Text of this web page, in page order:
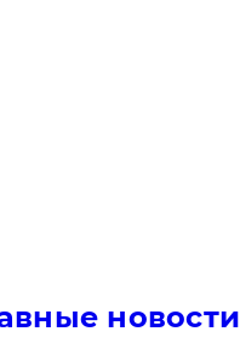
новости